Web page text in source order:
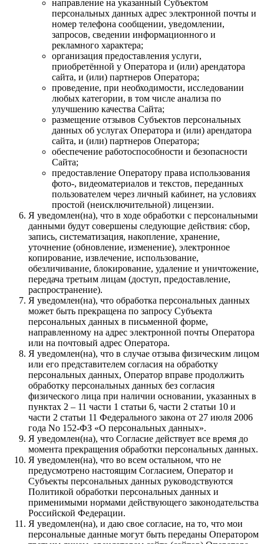
направление на указанный Субъектом
персональных данных адрес электронной почты и
номер телефона сообщении, уведомлении,
запросов, сведении информационного и
рекламного характера;
организация предоставления услуги,
приобретённой у Оператора и (или) арендатора
сайта, и (или) партнеров Оператора;
проведение, при необходимости, исследовании
любых категории, в том числе анализа по
улучшению качества Сайта;
размещение отзывов Субъектов персональных
данных об услугах Оператора и (или) арендатора
сайта, и (или) партнеров Оператора;
обеспечение работоспособности и безопасности
Сайта;
предоставление Оператору права использования
фото-, видеоматериалов и текстов, переданных
пользователем через личный кабинет, на условиях
простой (неисключительной) лицензии.
Я уведомлен(на), что в ходе обработки с персональными
данными будут совершены следующие действия: сбор,
запись, систематизация, накопление, хранение,
уточнение (обновление, изменение), электронное
копирование, извлечение, использование,
обезличивание, блокирование, удаление и уничтожение,
передача третьим лицам (доступ, предоставление,
распространение).
Я уведомлен(на), что обработка персональных данных
может быть прекращена по запросу Субъекта
персональных данных в письменной форме,
направленному на адрес электронной почты Оператора
или на почтовый адрес Оператора.
Я уведомлен(на), что в случае отзыва физическим лицом
или его представителем согласия на обработку
персональных данных, Оператор вправе продолжить
обработку персональных данных без согласия
физического лица при наличии основании, указанных в
пунктах 2 – 11 части 1 статьи 6, части 2 статьи 10 и
части 2 статьи 11 Федерального закона от 27 июля 2006
года No 152-ФЗ «О персональных данных».
Я уведомлен(на), что Согласие действует все время до
момента прекращения обработки персональных данных.
Я уведомлен(на), что во всем остальном, что не
предусмотрено настоящим Согласием, Оператор и
Субъекты персональных данных руководствуются
Политикой обработки персональных данных и
применимыми нормами действующего законодательства
Российской Федерации.
Я уведомлен(на), и даю свое согласие, на то, что мои
персональные данные могут быть переданы Оператором